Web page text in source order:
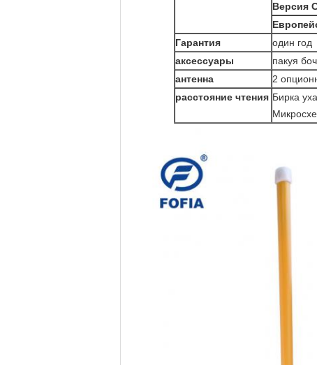
Версия
Гарантия
один год
аксессуары
пакуя
антенна
2
расстояние чтения Бирка